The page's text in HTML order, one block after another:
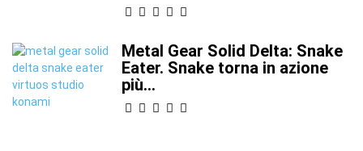
Metal Gear Solid Delta: Snake
Eater. Snake torna in azione
più...